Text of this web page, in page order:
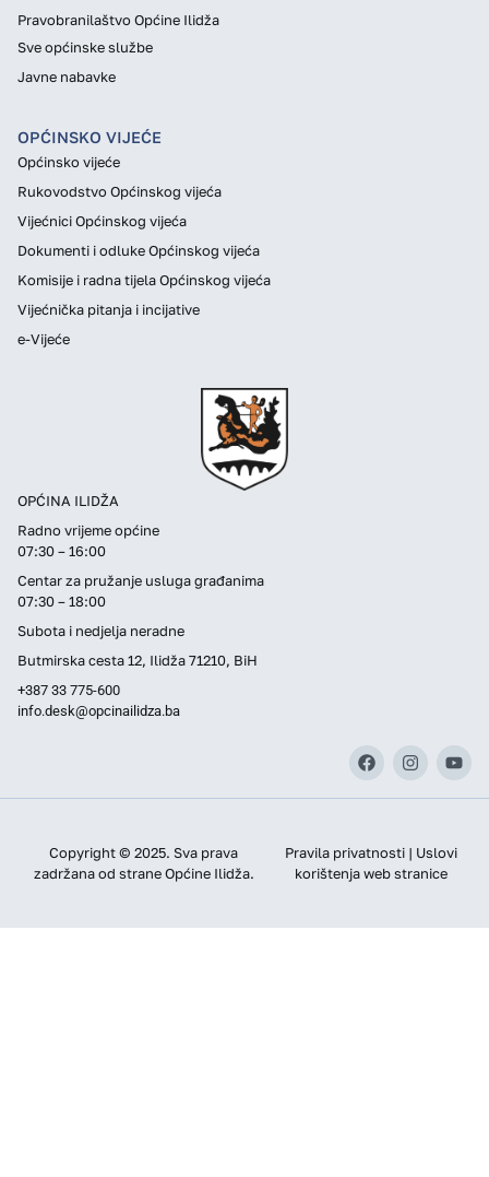
OPĆINA ILIDŽA
Radno vrijeme općine
07:30 – 16:00
Centar za pružanje usluga građanima
07:30 – 18:00
Subota i nedjelja neradne
Butmirska cesta 12, Ilidža 71210, BiH
+387 33 775-600
info.desk@opcinailidza.ba
Pravobranilaštvo Općine Ilidža
Sve općinske službe
Javne nabavke
OPĆINSKO VIJEĆE
Općinsko vijeće
Rukovodstvo Općinskog vijeća
Vijećnici Općinskog vijeća
Dokumenti i odluke Općinskog vijeća
Komisije i radna tijela Općinskog vijeća
Vijećnička pitanja i incijative
e-Vijeće
Copyright © 2025. Sva prava
zadržana od strane Općine Ilidža.
Pravila privatnosti | Uslovi
korištenja web stranice